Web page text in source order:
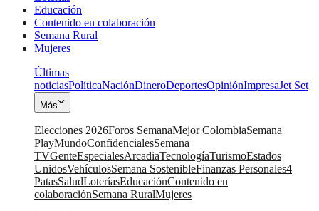
Educación
Contenido en colaboración
Semana Rural
Mujeres
Últimas
noticiasPolíticaNaciónDineroDeportesOpiniónImpresaJet Set
Más
Elecciones 2026Foros SemanaMejor ColombiaSemana
PlayMundoConfidencialesSemana
TVGenteEspecialesArcadiaTecnologíaTurismoEstados
UnidosVehículosSemana SostenibleFinanzas Personales4
PatasSaludLoteríasEducaciónContenido en
colaboraciónSemana RuralMujeres